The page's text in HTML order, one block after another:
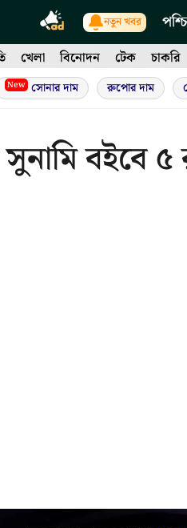
নতুন খবর
খেলা বিনোদন টেক চাকরি
New সোনার দাম রুপোর দাম
সুনামি